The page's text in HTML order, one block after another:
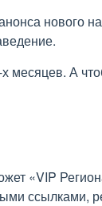
нового
х месяцев. А
«VIP
ссылками,